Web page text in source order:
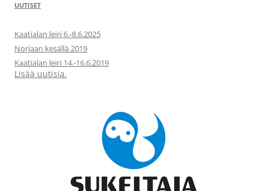
UUTISET
Kaatialan leiri 6.-8.6.2025
Norjaan kesällä 2019
Kaatialan leiri 14.-16.6.2019
Lisää uutisia.